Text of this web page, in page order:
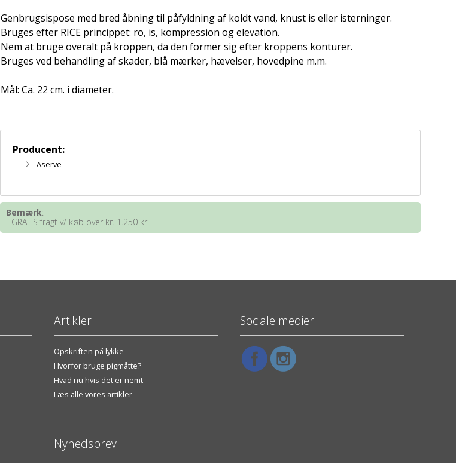
Genbrugsispose med bred åbning til påfyldning af koldt vand, knust is eller isterninger.
Bruges efter RICE princippet: ro, is, kompression og elevation.
Nem at bruge overalt på kroppen, da den former sig efter kroppens konturer.
Bruges ved behandling af skader, blå mærker, hævelser, hovedpine m.m.
Mål: Ca. 22 cm. i diameter.
Producent:
Aserve
Bemærk:
- GRATIS fragt v/ køb over kr. 1.250 kr.
Artikler
Opskriften på lykke
Hvorfor bruge pigmåtte?
Hvad nu hvis det er nemt
Læs alle vores artikler
Nyhedsbrev
Sociale medier